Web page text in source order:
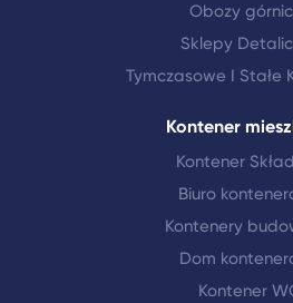
Obozy
Sklepy
Tymczasowe I Stałe
Kontener
Kontener
Biuro
Kontenery
Dom
Kontener